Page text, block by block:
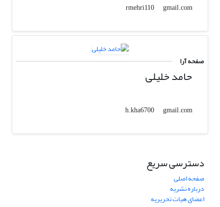
rmehri110
gmail.com
صفحه آرا
حامد خلیلی
h.kha6700
gmail.com
دسترسی سریع
صفحه اصلی
درباره نشریه
اعضای هیات تحریریه